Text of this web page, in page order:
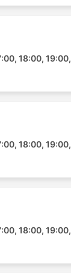
18:00, 19:00,
18:00, 19:00,
18:00, 19:00,